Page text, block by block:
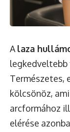
A laza
legkedveltebb
Természetes,
kölcsönöz,
arcformához
elérése